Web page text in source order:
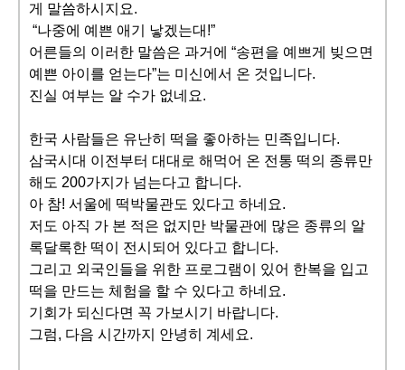
게 말씀하시지요.
“나중에 예쁜 애기 낳겠는대!”
어른들의 이러한 말씀은 과거에 “송편을 예쁘게 빚으면
예쁜 아이를 얻는다”는 미신에서 온 것입니다.
진실 여부는 알 수가 없네요.
한국 사람들은 유난히 떡을 좋아하는 민족입니다.
삼국시대 이전부터 대대로 해먹어 온 전통 떡의 종류만
해도 200가지가 넘는다고 합니다.
아 참! 서울에 떡박물관도 있다고 하네요.
저도 아직 가 본 적은 없지만 박물관에 많은 종류의 알
록달록한 떡이 전시되어 있다고 합니다.
그리고 외국인들을 위한 프로그램이 있어 한복을 입고
떡을 만드는 체험을 할 수 있다고 하네요.
기회가 되신다면 꼭 가보시기 바랍니다.
그럼, 다음 시간까지 안녕히 계세요.